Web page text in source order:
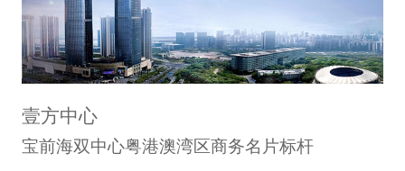
壹方中心
宝前海双中心粤港澳湾区商务名片标杆